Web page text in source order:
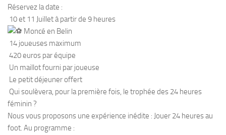
Réservez la date :
10 et 11 Juillet à partir de 9 heures
Moncé en Belin
14 joueuses maximum
420 euros par équipe
Un maillot fourni par joueuse
Le petit déjeuner offert
Qui soulèvera, pour la première fois, le trophée des 24 heures
féminin ?
Nous vous proposons une expérience inédite : Jouer 24 heures au
foot. Au programme :